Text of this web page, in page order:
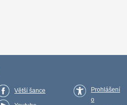
Větší šance
Prohlášení
o